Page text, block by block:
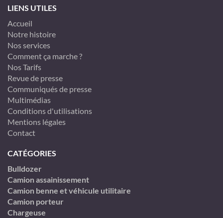
LIENS UTILES
Accueil
Notre histoire
Nos services
Comment ça marche ?
Nos Tarifs
Revue de presse
Communiqués de presse
Multimédias
Conditions d'utilisations
Mentions légales
Contact
CATÉGORIES
Bulldozer
Camion assainissement
Camion benne et véhicule utilitaire
Camion porteur
Chargeuse